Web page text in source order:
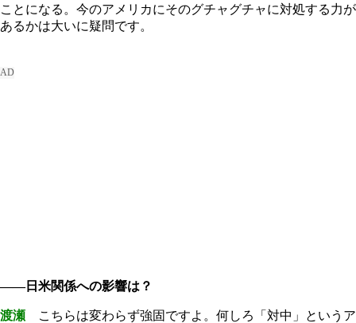
ことになる。今のアメリカにそのグチャグチャに対処する力が
あるかは大いに疑問です。
――日米関係への影響は？
渡瀬 こちらは変わらず強固ですよ。何しろ「対中」というア